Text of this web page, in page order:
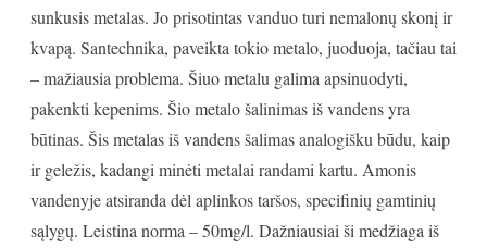
sunkusis metalas. Jo prisotintas vanduo turi nemalonų skonį ir
kvapą. Santechnika, paveikta tokio metalo, juoduoja, tačiau tai
– mažiausia problema. Šiuo metalu galima apsinuodyti,
pakenkti kepenims. Šio metalo šalinimas iš vandens yra
būtinas. Šis metalas iš vandens šalimas analogišku būdu, kaip
ir geležis, kadangi minėti metalai randami kartu. Amonis
vandenyje atsiranda dėl aplinkos taršos, specifinių gamtinių
sąlygų. Leistina norma – 50mg/l. Dažniausiai ši medžiaga iš